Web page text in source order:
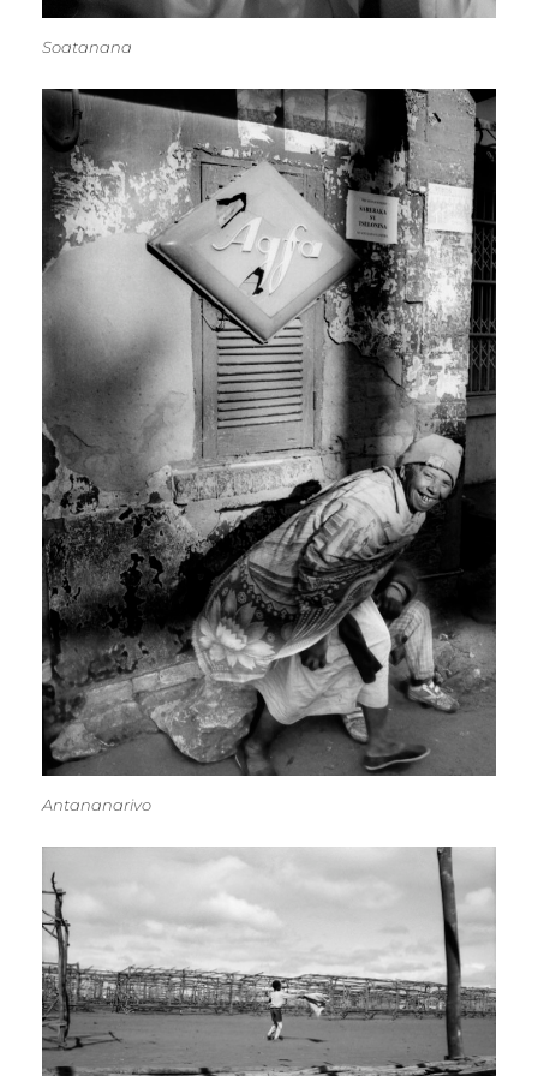
Soatanana
Antananarivo